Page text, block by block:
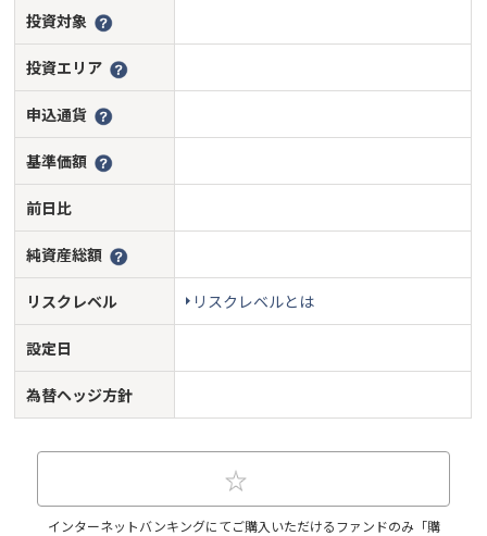
投資対象
投資エリア
申込通貨
基準価額
前日比
純資産総額
リスクレベル リスクレベルとは
設定日
為替ヘッジ方針
インターネットバンキングにてご購入いただけるファンドのみ「購